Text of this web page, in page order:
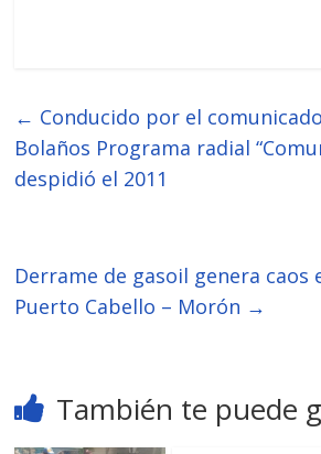
← Conducido por el
Bolaños Programa radial
despidió el 2011
Derrame de gasoil genera caos
Puerto Cabello – Morón →
También te puede